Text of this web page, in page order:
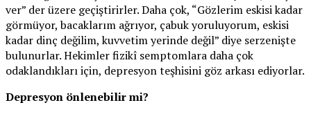
ver” der üzere geçiştirirler. Daha çok, “Gözlerim eskisi kadar
görmüyor, bacaklarım ağrıyor, çabuk yoruluyorum, eskisi
kadar dinç değilim, kuvvetim yerinde değil” diye serzenişte
bulunurlar. Hekimler fizikî semptomlara daha çok
odaklandıkları için, depresyon teşhisini göz arkası ediyorlar.
Depresyon önlenebilir mi?